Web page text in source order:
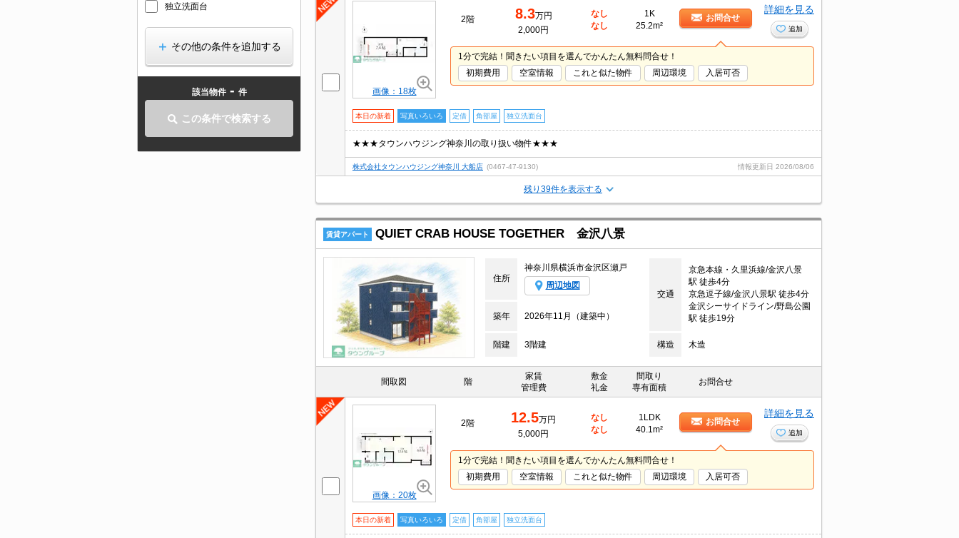
独立洗面台
その他の条件を追加する
該当物件 - 件
この条件で検索する
画像：18枚
2階 8.3万円
2,000円
なし
なし
1K
25.2m²
お問合せ
詳細を見る
追加
1分で完結！聞きたい項目を選んでかんたん無料問合せ！
初期費用
空室情報 これと似た物件 周辺環境 入居可否
本日の新着 写真いろいろ 定借 角部屋 独立洗面台
★★★タウンハウジング神奈川の取り扱い物件★★★
株式会社タウンハウジング神奈川 大船店 (0467-47-9130) 情報更新日 2026/08/06
残り39件を表示する
賃貸アパート QUIET CRAB HOUSE TOGETHER 金沢八景
住所
神奈川県横浜市金沢区瀬戸
周辺地図
交通
京急本線・久里浜線/金沢八景
駅 徒歩4分
京急逗子線/金沢八景駅 徒歩4分
金沢シーサイドライン/野島公園
駅 徒歩19分
築年 2026年11月（建築中）
階建 3階建 構造 木造
間取図 階
家賃
管理費
敷金
礼金
間取り
専有面積
お問合せ
画像：20枚
2階 12.5万円
5,000円
なし
なし
1LDK
40.1m²
お問合せ
詳細を見る
追加
1分で完結！聞きたい項目を選んでかんたん無料問合せ！
初期費用
空室情報 これと似た物件 周辺環境 入居可否
本日の新着 写真いろいろ 定借 角部屋 独立洗面台